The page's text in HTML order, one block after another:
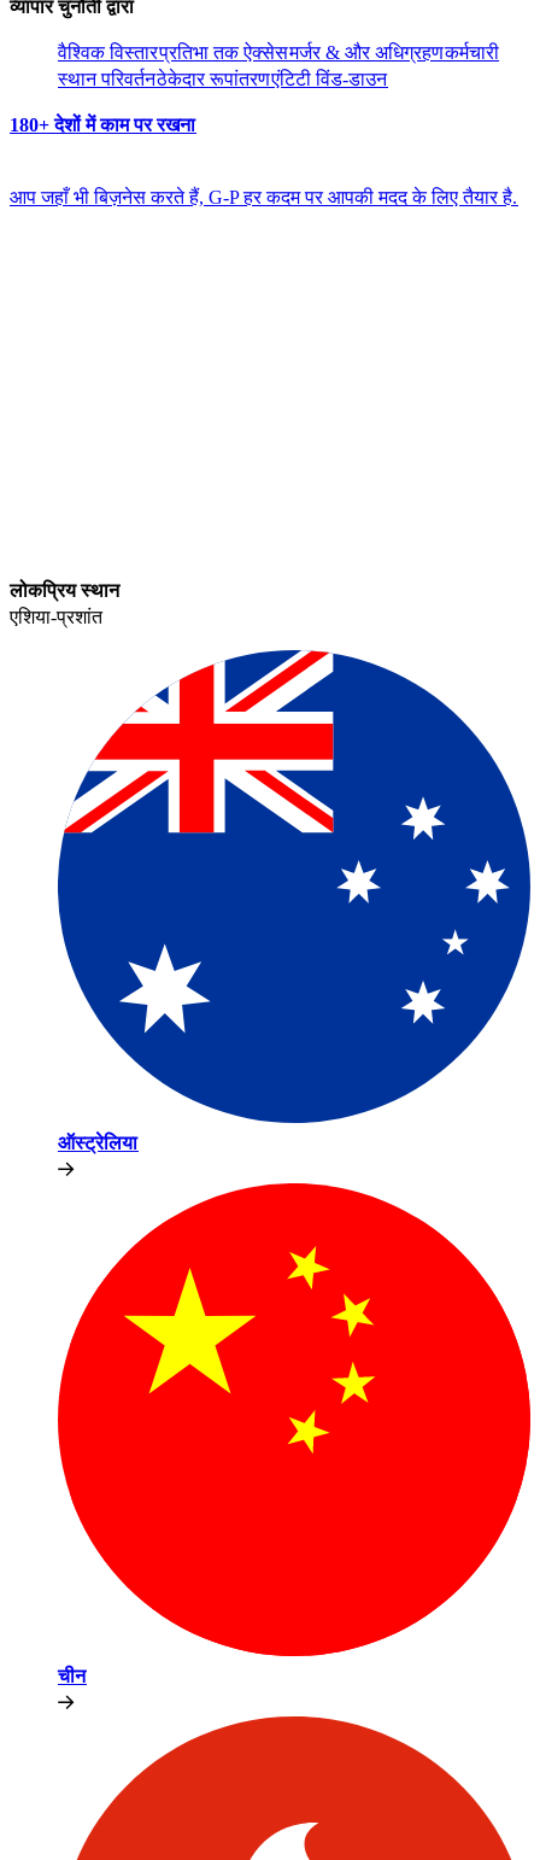
व्यापार चुनौती द्वारा​​
वैश्विक विस्तार​​प्रतिभा तक ऐक्सेस​​मर्जर & और अधिग्रहण​​कर्मचारी
स्थान परिवर्तन​​ठेकेदार रूपांतरण​​एंटिटी विंड-डाउन​​
180+ देशों में काम पर रखना​​
आप जहाँ भी बिज़नेस करते हैं, G-P हर कदम पर आपकी मदद के लिए तैयार है.​​
लोकप्रिय स्थान​​
एशिया-प्रशांत​​
ऑस्ट्रेलिया​​
चीन​​